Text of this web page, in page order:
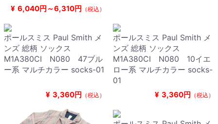
¥ 6,040円～6,310円 （税込）
ポールスミス Paul Smith メ
ンズ 総柄 ソックス
M1A380CI N080 47ブル
ー系 マルチカラー socks-01
¥ 3,360円 （税込）
ポールスミス Paul Smith メ
ンズ 総柄 ソックス
M1A380CI N080 10イエ
ロー系 マルチカラー socks-
01
¥ 3,360円 （税込）